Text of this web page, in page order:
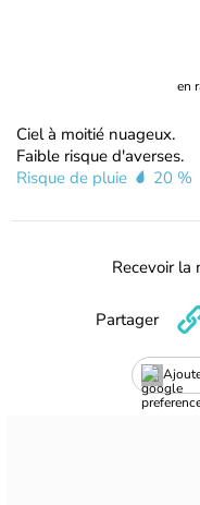
en
Ciel à moitié nuageux.
Faible risque d'averses.
Risque de pluie
20 %
Recevoir la
Partager